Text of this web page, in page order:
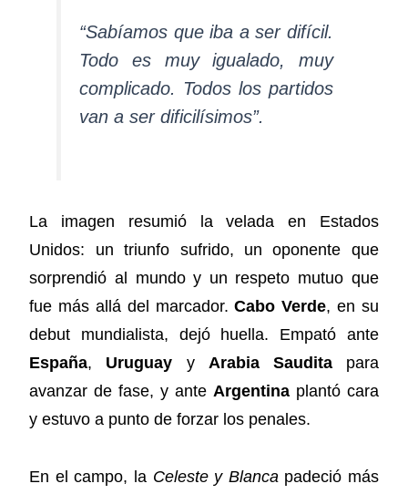
“Sabíamos que iba a ser difícil.
Todo es muy igualado, muy
complicado. Todos los partidos
van a ser dificilísimos”.
La imagen resumió la velada en Estados
Unidos: un triunfo sufrido, un oponente que
sorprendió al mundo y un respeto mutuo que
fue más allá del marcador.Cabo Verde, en su
debut mundialista, dejó huella. Empató ante
España, Uruguay y Arabia Sauditapara
avanzar de fase, y ante Argentinaplantó cara
y estuvo a punto de forzar los penales.
En el campo, la Celeste y Blanca padeció más